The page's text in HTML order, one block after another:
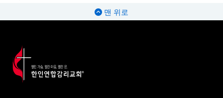
맨 위로